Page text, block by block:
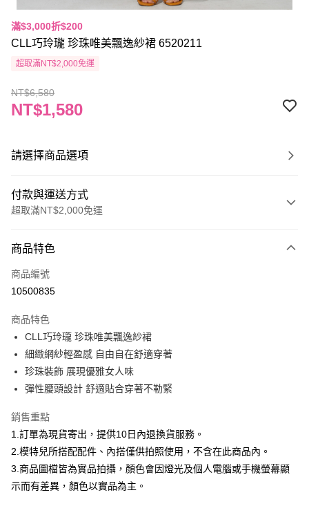
滿$3,000折$200
CLL巧玲瓏 珍珠唯美飄逸紗裙 6520211
超取滿NT$2,000免運
NT$6,580
NT$1,580
請選擇商品選項
付款與運送方式
超取滿NT$2,000免運
信用卡一次付款
信用卡分期付款
合作金庫商業銀行
華南商業銀行
上海商業儲蓄銀行
台北富邦商業銀行
國泰世華商業銀行
臺灣中小企業銀行
台中商業銀行
聯邦商業銀行
元大商業銀行
永豐商業銀行
台新國際商業銀行
中國信託商業銀行
台灣樂天信用卡公司
超商取貨付款
LINE Pay
Apple Pay
悠遊付
Google Pay
全盈+PAY
商品特色
商品編號
10500835
商品特色
CLL巧玲瓏 珍珠唯美飄逸紗裙
細緻網紗輕盈感 自由自在舒適穿著
珍珠裝飾 展現優雅女人味
彈性腰頭設計 舒適貼合穿著不勒緊
銷售重點
1.訂單為現貨寄出，提供10日內退換貨服務。
2.模特兒所搭配配件、內搭僅供拍照使用，不含在此商品內。
3.商品圖檔皆為實品拍攝，顏色會因燈光及個人電腦或手機螢幕顯
示而有差異，顏色以實品為主。